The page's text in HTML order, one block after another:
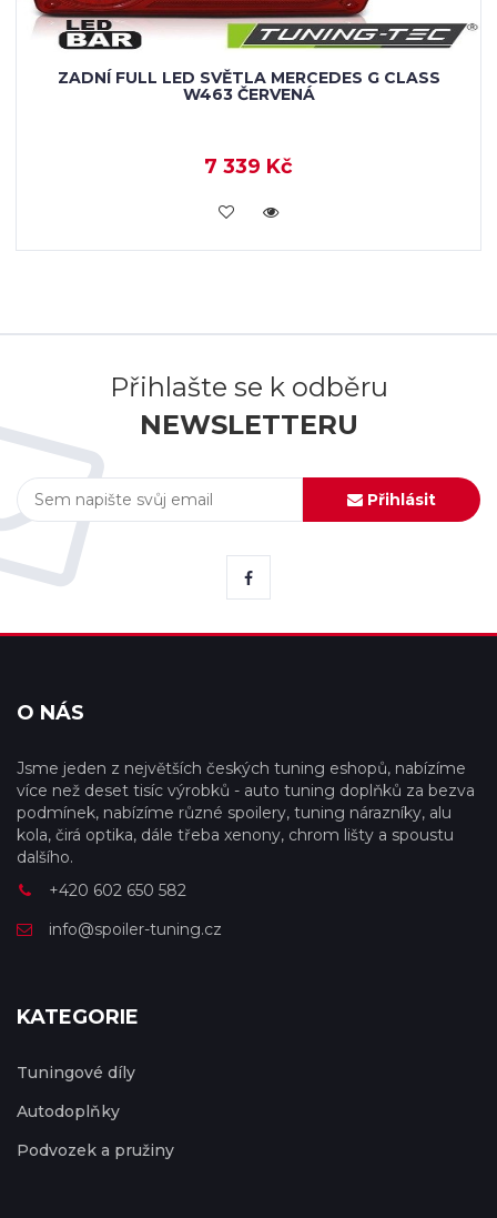
ZADNÍ FULL LED SVĚTLA MERCEDES G CLASS
W463 ČERVENÁ
7 339 Kč
KOUPIT
Přihlašte se k odběru
NEWSLETTERU
Přihlásit
O NÁS
Jsme jeden z největších českých tuning eshopů, nabízíme
více než deset tisíc výrobků - auto tuning doplňků za bezva
podmínek, nabízíme různé spoilery, tuning nárazníky, alu
kola, čirá optika, dále třeba xenony, chrom lišty a spoustu
dalšího.
+420 602 650 582
info@spoiler-tuning.cz
KATEGORIE
Tuningové díly
Autodoplňky
Podvozek a pružiny